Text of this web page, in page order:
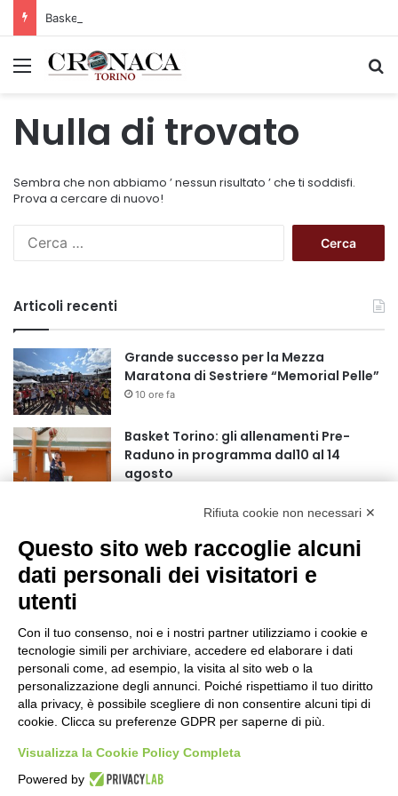
Menu
Nulla di trovato
Sembra che non abbiamo ’ nessun risultato ’ che ti soddisfi.
Prova a cercare di nuovo!
c
p
e
Articoli recenti
Grande successo per la Mezza
Maratona di Sestriere “Memorial Pelle”
10 ore fa
Basket Torino: gli allenamenti Pre-
Raduno in programma dal10 al 14
agosto
75 anni di INFN. La comunità, la storia, il
futuro della ricerca in fisica
fondamentale in Italia
18 ore fa
nel pieno della stagione turistica
22 ore fa
Grande partecipazione alla Festa della
Madonna della Neve al Rifugio Ciao
Pais
Pininfarina, Davide Loris Amantea è il
nuovo Chief Creative Officer
Rifiuta cookie non necessari ✕
Questo sito web raccoglie alcuni
dati personali dei visitatori e
utenti
Con il tuo consenso, noi e i nostri partner utilizziamo i cookie e
tecnologie simili per archiviare, accedere ed elaborare i dati
personali come, ad esempio, la visita al sito web o la
personalizzazione degli annunci. Poiché rispettiamo il tuo diritto
alla privacy, è possibile scegliere di non consentire alcuni tipi di
cookie. Clicca su preferenze GDPR per saperne di più.
Visualizza la Cookie Policy Completa
Powered by